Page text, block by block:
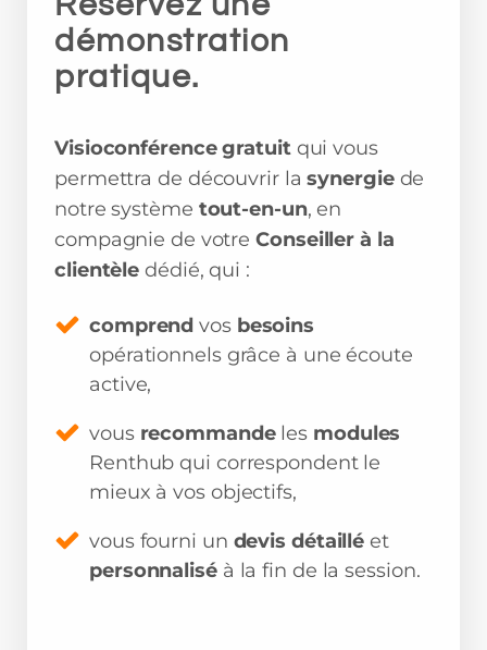
démonstration
pratique.
Visioconférence gratuitqui vous
permettra de découvrir lasynergiede
notre système tout-en-un, en
compagnie de votreConseiller à la
clientèle dédié, qui :
comprend vos besoins
opérationnels grâce à une écoute
active,
vous recommandeles modules
Renthub qui correspondent le
mieux à vos objectifs,
vous fourni un devis détaillé et
personnaliséà la fin de la session.